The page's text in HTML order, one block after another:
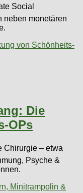
Social
neben monetären
Die
OPs
Chirurgie – etwa
Psyche &